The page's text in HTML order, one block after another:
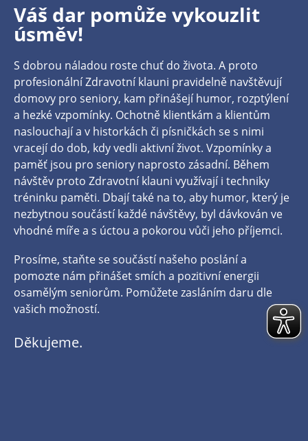
Váš dar pomůže vykouzlit
úsměv!
S dobrou náladou roste chuť do života. A proto
profesionální Zdravotní klauni pravidelně navštěvují
domovy pro seniory, kam přinášejí humor, rozptýlení
a hezké vzpomínky. Ochotně klientkám a klientům
naslouchají a v historkách či písničkách se s nimi
vracejí do dob, kdy vedli aktivní život. Vzpomínky a
paměť jsou pro seniory naprosto zásadní. Během
návštěv proto Zdravotní klauni využívají i techniky
tréninku paměti. Dbají také na to, aby humor, který je
nezbytnou součástí každé návštěvy, byl dávkován ve
vhodné míře a s úctou a pokorou vůči jeho příjemci.
Prosíme, staňte se součástí našeho poslání a
pomozte nám přinášet smích a pozitivní energii
osamělým seniorům. Pomůžete zasláním daru dle
vašich možností.
Děkujeme.